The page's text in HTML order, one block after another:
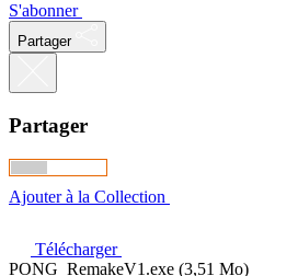
S'abonner
Partager
Partager
Ajouter à la Collection
Télécharger
PONG_RemakeV1.exe (3,51 Mo)